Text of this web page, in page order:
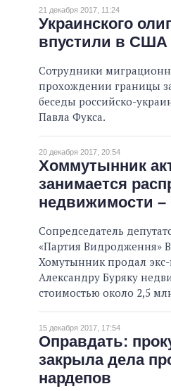
21 декабря 2017, 11:24
Украинского
впустили в США
Сотрудники
прохождении границы
беседы российско-
Павла Фукса.
20 декабря 2017, 20:54
Хоммутынник
занимается
недвижимости
Сопредседатель
«Партия Видродження»
Хомутынник продал
Александру Буряку
стоимостью около 2,5
15 декабря 2017, 17:54
Оправдать:
закрыла дела
нардепов